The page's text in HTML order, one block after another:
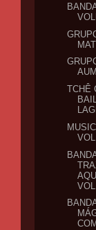
TCHÊ